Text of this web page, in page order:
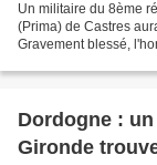
Un militaire du 8ème
(Prima) de Castres
Gravement blessé,
Dordogne :
Gironde